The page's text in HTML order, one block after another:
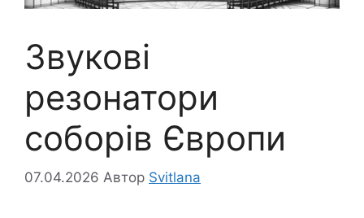
Звукові
резонатори
соборів Європи
07.04.2026 Автор Svitlana